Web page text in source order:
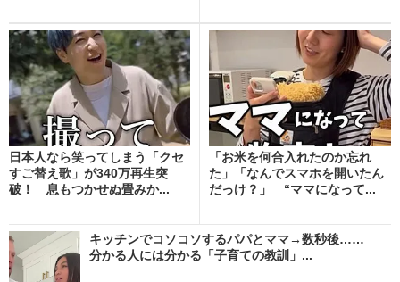
日本人なら笑ってしまう「クセ
すご替え歌」が340万再生突
破！ 息もつかせぬ畳みか...
「お米を何合入れたのか忘れ
た」「なんでスマホを開いたん
だっけ？」 “ママになって...
キッチンでコソコソするパパとママ→数秒後……
分かる人には分かる「子育ての教訓」...